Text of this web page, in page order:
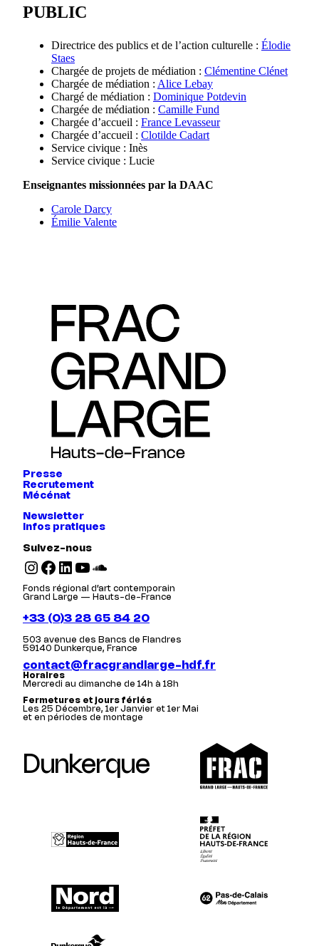
PUBLIC
Directrice des publics et de l’action culturelle : Élodie
Staes
Chargée de projets de médiation : Clémentine Clénet
Chargée de médiation : Alice Lebay
Chargé de médiation : Dominique Potdevin
Chargée de médiation : Camille Fund
Chargée d’accueil : France Levasseur
Chargée d’accueil : Clotilde Cadart
Service civique : Inès
Service civique : Lucie
Enseignantes missionnées par la DAAC
Carole Darcy
Émilie Valente
Presse
Recrutement
Mécénat
Newsletter
Infos pratiques
Suivez-nous
Instagram Facebook LinkedIn YouTube SoundCloud
Fonds régional d’art contemporain
Grand Large — Hauts-de-France
+33 (0)3 28 65 84 20
503 avenue des Bancs de Flandres
59140 Dunkerque, France
contact@fracgrandlarge-hdf.fr
Horaires
Mercredi au dimanche de 14h à 18h
Fermetures et jours fériés
Les 25 Décembre, 1er Janvier et 1er Mai
et en périodes de montage
Dunkerque